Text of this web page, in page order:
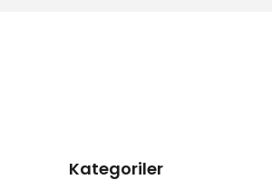
Kategoriler